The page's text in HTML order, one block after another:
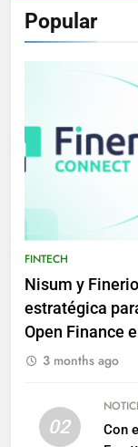
Popular
FINTECH
Nisum y
estratégica
Open Finance
3 months ago
02
Con